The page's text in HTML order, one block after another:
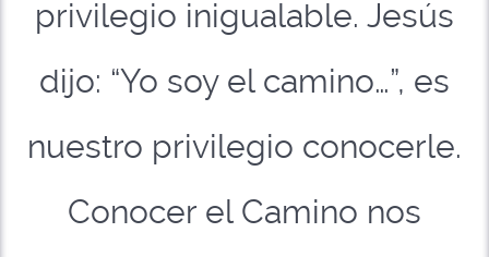
privilegio inigualable. Jesús
dijo: “Yo soy el camino…”, es
nuestro privilegio conocerle.
Conocer el Camino nos